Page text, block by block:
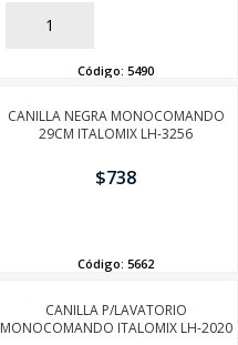
AÑADIR
Código: 5490
CANILLA NEGRA MONOCOMANDO
29CM ITALOMIX LH-3256
$738
Código: 5662
CANILLA P/LAVATORIO
MONOCOMANDO ITALOMIX LH-2020